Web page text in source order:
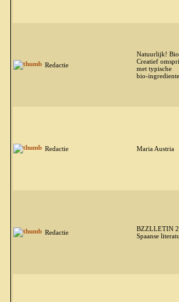
Redactie
Natuurlijk!
Creatief
met typische
bio-
Redactie Maria Austria
Redactie
BZZLLETIN
Spaanse